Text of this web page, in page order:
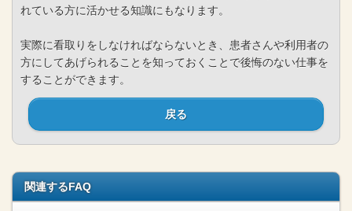
れている方に活かせる知識にもなります。
実際に看取りをしなければならないとき、患者さんや利用者の
方にしてあげられることを知っておくことで後悔のない仕事を
することができます。
戻る
関連するFAQ